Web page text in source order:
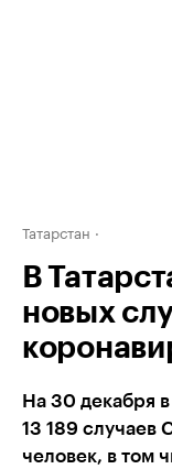
Татарстан
В
новых
На 30 декабря
13 189 случаев
человек, в том